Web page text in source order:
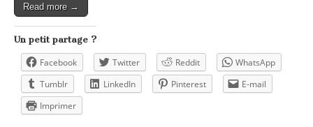
Read more →
Un petit partage ?
Facebook Twitter Reddit
WhatsApp
Tumblr
LinkedIn Pinterest
E-mail
Imprimer